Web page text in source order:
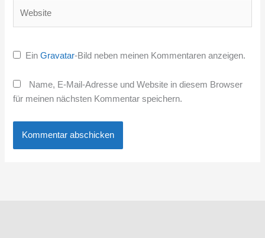
EinGravatar-Bild neben meinen Kommentaren anzeigen.
Name, E-Mail-Adresse und Website in diesem Browser
für meinen nächsten Kommentar speichern.